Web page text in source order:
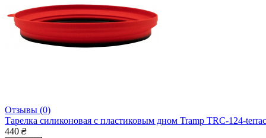
Отзывы (0)
Тарелка силиконовая с пластиковым дном Tramp TRC-124-
440 ₴